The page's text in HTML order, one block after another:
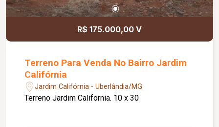
R$ 175.000,00 V
Terreno Para Venda No Bairro Jardim
Califórnia
Jardim Califórnia - Uberlândia/MG
Terreno Jardim California. 10 x 30